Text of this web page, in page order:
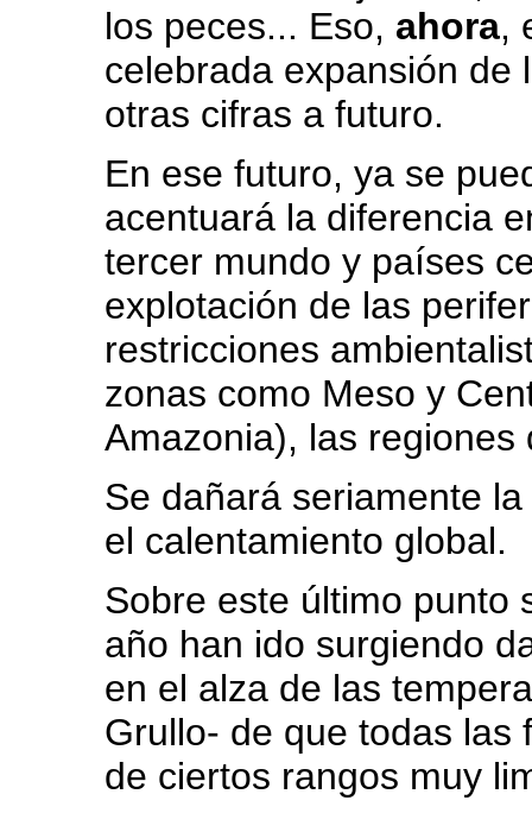
los peces... Eso, ahora,
celebrada expansión de
otras cifras a futuro.
En ese futuro, ya se
acentuará la diferencia
tercer mundo y países
explotación de las
restricciones
zonas como Meso y
Amazonia), las regiones
Se dañará seriamente
el calentamiento global.
Sobre este último punto
año han ido surgiendo
en el alza de las
Grullo- de que todas las
de ciertos rangos muy